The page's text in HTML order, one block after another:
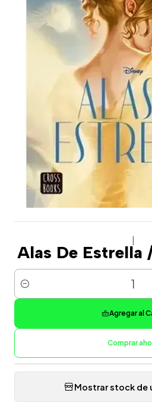
Alas De Estrella
Cantidad
Agregar al
Comprar
Mostrar stock de